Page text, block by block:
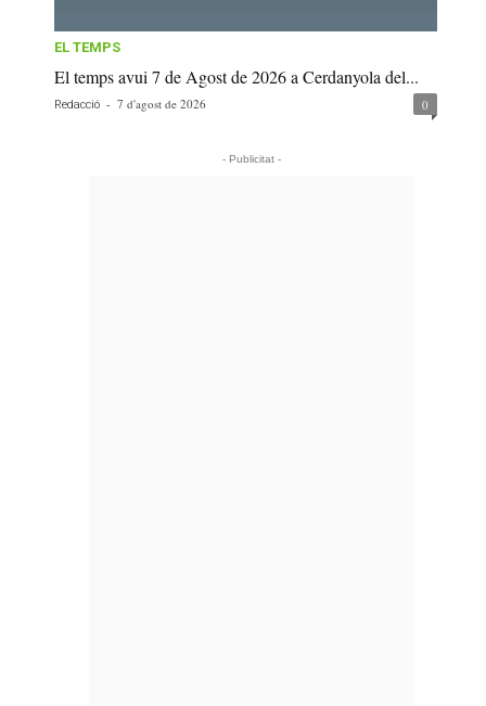
EL TEMPS
El temps avui 7 de Agost de 2026 a Cerdanyola del...
Redacció - 7 d'agost de 2026 0
- Publicitat -